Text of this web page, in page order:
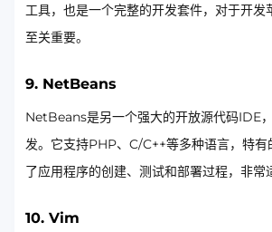
工具，也是一个完整的开发套件，对于开发
至关重要。
9. NetBeans
NetBeans是另一个强大的开放源代码IDE
发。它支持PHP、C/C++等多种语言，特有
了应用程序的创建、测试和部署过程，非常
10. Vim